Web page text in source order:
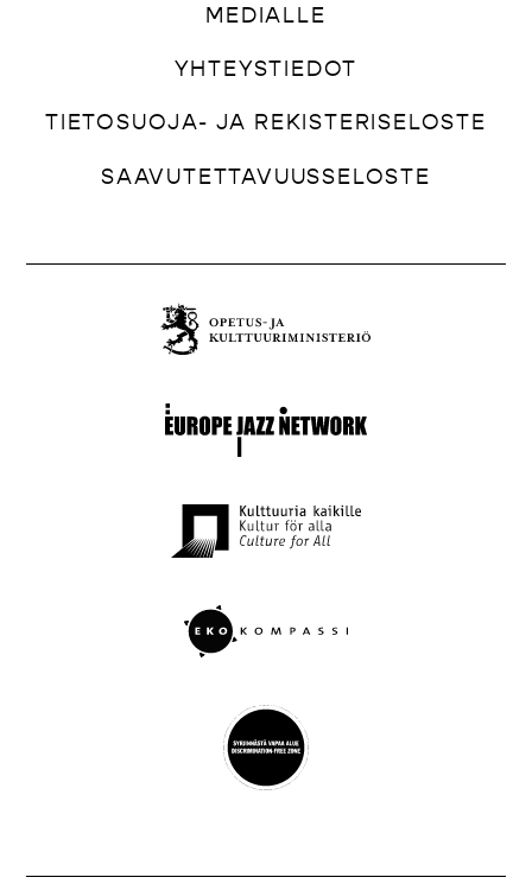
MEDIALLE
YHTEYSTIEDOT
TIETOSUOJA- JA REKISTERISELOSTE
SAAVUTETTAVUUSSELOSTE